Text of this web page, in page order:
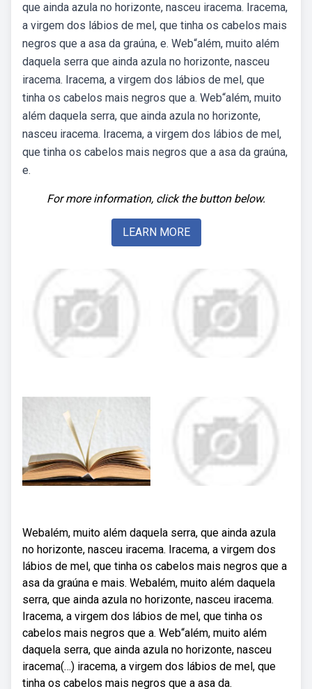
que ainda azula no horizonte, nasceu iracema. Iracema,
a virgem dos lábios de mel, que tinha os cabelos mais
negros que a asa da graúna, e. Web“além, muito além
daquela serra que ainda azula no horizonte, nasceu
iracema. Iracema, a virgem dos lábios de mel, que
tinha os cabelos mais negros que a. Web“além, muito
além daquela serra, que ainda azula no horizonte,
nasceu iracema. Iracema, a virgem dos lábios de mel,
que tinha os cabelos mais negros que a asa da graúna,
e.
For more information, click the button below.
LEARN MORE
Webalém, muito além daquela serra, que ainda azula
no horizonte, nasceu iracema. Iracema, a virgem dos
lábios de mel, que tinha os cabelos mais negros que a
asa da graúna e mais. Webalém, muito além daquela
serra, que ainda azula no horizonte, nasceu iracema.
Iracema, a virgem dos lábios de mel, que tinha os
cabelos mais negros que a. Web“além, muito além
daquela serra, que ainda azula no horizonte, nasceu
iracema(…) iracema, a virgem dos lábios de mel, que
tinha os cabelos mais negros que a asa da.